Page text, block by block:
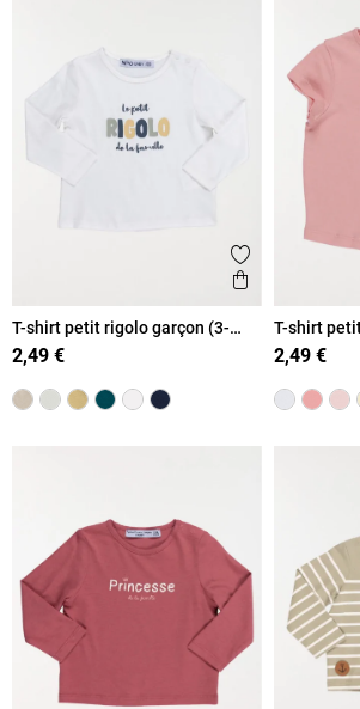
Ajouter aux
Aperçu rapide
T-shirt petit rigolo garçon (3-
36M)
2,49 €
T-shirt
2,49 €